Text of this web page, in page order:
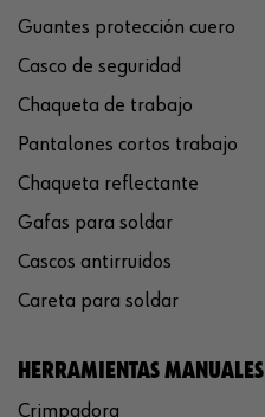
Guantes protección cuero
Casco de seguridad
Chaqueta de trabajo
Pantalones cortos trabajo
Chaqueta reflectante
Gafas para soldar
Cascos antirruidos
Careta para soldar
HERRAMIENTAS MANUALES
Crimpadora